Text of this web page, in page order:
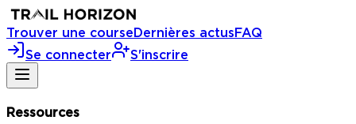
Trouver une courseDernières actusFAQ
Se connecter
S'inscrire
Ressources